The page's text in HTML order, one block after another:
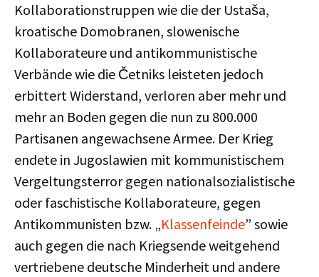
Kollaborationstruppen wie die der Ustaša,
kroatische Domobranen, slowenische
Kollaborateure und antikommunistische
Verbände wie die Četniks leisteten jedoch
erbittert Widerstand, verloren aber mehr und
mehr an Boden gegen die nun zu 800.000
Partisanen angewachsene Armee. Der Krieg
endete in Jugoslawien mit kommunistischem
Vergeltungsterror gegen nationalsozialistische
oder faschistische Kollaborateure, gegen
Antikommunisten bzw. „Klassenfeinde” sowie
auch gegen die nach Kriegsende weitgehend
vertriebene deutsche Minderheit und andere